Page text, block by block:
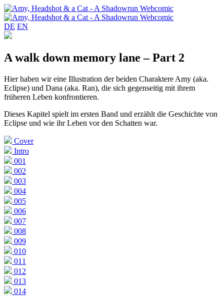
DE EN
A walk down memory lane – Part 2
Hier haben wir eine Illustration der beiden Charaktere Amy (aka.
Eclipse) und Dana (aka. Ran), die sich gegenseitig mit ihrem
früheren Leben konfrontieren.
Dieses Kapitel spielt im ersten Band und erzählt die Geschichte von
Eclipse und wie ihr Leben vor den Schatten war.
Cover
Intro
001
002
003
004
005
006
007
008
009
010
011
012
013
014